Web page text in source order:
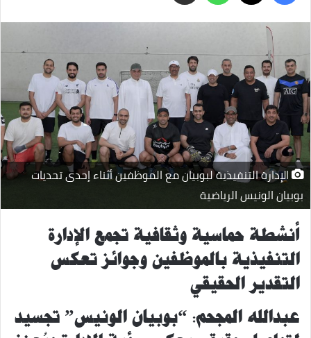
البريد
الإدارة التنفيذية لبوبيان مع الموظفين أثناء إحدى تحديات
بوبيان الونيس الرياضية
أنشطة حماسية وثقافية تجمع الإدارة
التنفيذية بالموظفين وجوائز تعكس
التقدير الحقيقي
عبدالله المجحم: “بوبيان الونيس” تجسيد